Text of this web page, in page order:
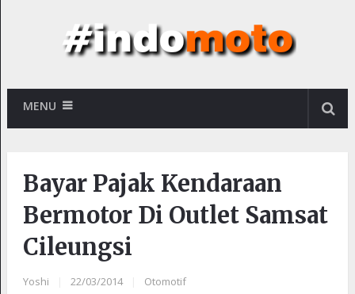
MENU
Bayar Pajak Kendaraan
Bermotor Di Outlet Samsat
Cileungsi
Yoshi 22/03/2014 Otomotif